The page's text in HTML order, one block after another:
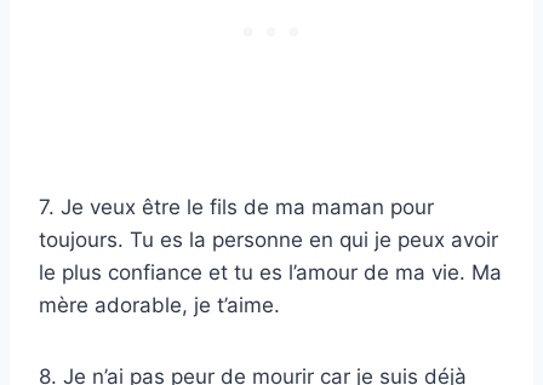
7. Je veux être le fils de ma maman pour
toujours. Tu es la personne en qui je peux avoir
le plus confiance et tu es l’amour de ma vie. Ma
mère adorable, je t’aime.
8. Je n’ai pas peur de mourir car je suis déjà